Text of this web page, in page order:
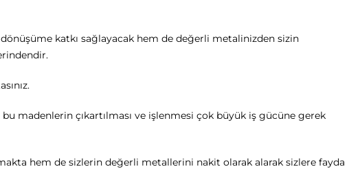
katkı sağlayacak hem de değerli metalinizden sizin
madenlerin çıkartılması ve işlenmesi çok büyük iş gücüne gerek
hem de sizlerin değerli metallerini nakit olarak alarak sizlere fayda